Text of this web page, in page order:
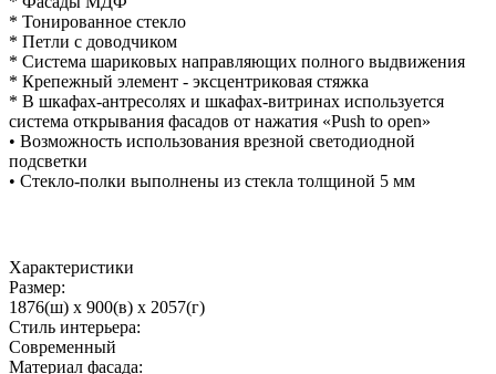
* Тонированное стекло
* Петли с доводчиком
* Система шариковых направляющих полного выдвижения
* Крепежный элемент - эксцентриковая стяжка
* В шкафах-антресолях и шкафах-витринах используется
система открывания фасадов от нажатия «Push to open»
• Возможность использования врезной светодиодной
подсветки
• Стекло-полки выполнены из стекла толщиной 5 мм
Характеристики
Размер:
1876(ш) x 900(в) x 2057(г)
Стиль интерьера:
Современный
Материал фасада: